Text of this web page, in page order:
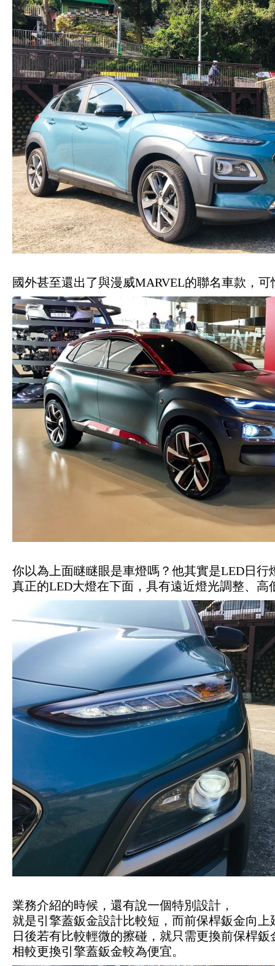
國外甚至還出了與漫威MARVEL的聯名車款，可
你以為上面瞇瞇眼是車燈嗎？他其實是LED日行
真正的LED大燈在下面，具有遠近燈光調整、高
業務介紹的時候，還有說一個特別設計，
就是引擎蓋鈑金設計比較短，而前保桿鈑金向上
日後若有比較輕微的擦碰，就只需更換前保桿鈑
相較更換引擎蓋鈑金較為便宜。